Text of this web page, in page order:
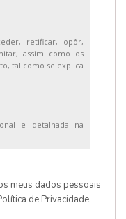
retificar, opôr,
assim como os
tal como se explica
e detalhada na
meus dados pessoais
de Privacidade.